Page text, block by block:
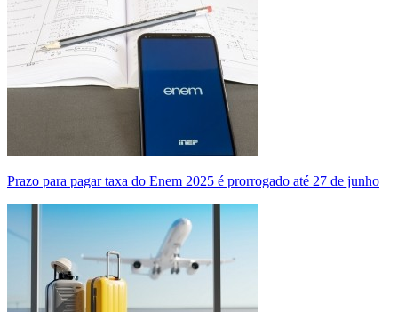
Prazo para pagar taxa do Enem 2025 é prorrogado até 27 de junho